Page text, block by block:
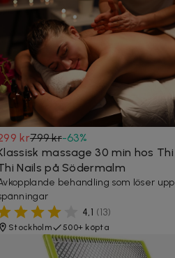
kr799 kr-63%
massage 30 min hos Thi
Nails på Södermalm
behandling som löser upp
4,1 (13)
Stockholm 500+ köpta